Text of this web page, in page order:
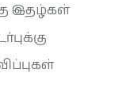
இதழ்கள்